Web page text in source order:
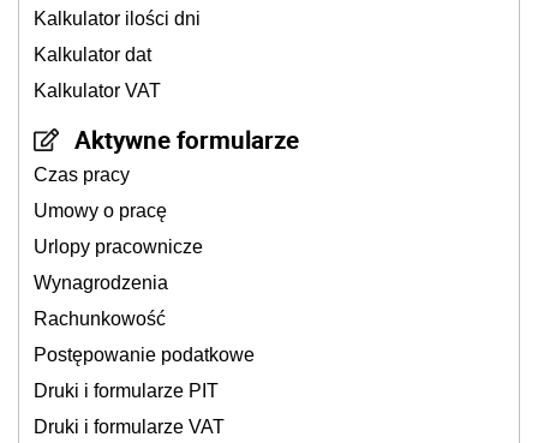
Kalkulator ilości dni
Kalkulator dat
Kalkulator VAT
Aktywne formularze
Czas pracy
Umowy o pracę
Urlopy pracownicze
Wynagrodzenia
Rachunkowość
Postępowanie podatkowe
Druki i formularze PIT
Druki i formularze VAT